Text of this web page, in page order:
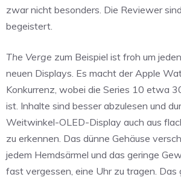
zwar nicht besonders. Die Reviewer
begeistert.
The Verge zum Beispiel ist froh um
neuen Displays. Es macht der Apple
Konkurrenz, wobei die Series 10 etwa
ist. Inhalte sind besser abzulesen und
Weitwinkel-OLED-Display auch aus
zu erkennen. Das dünne Gehäuse
jedem Hemdsärmel und das geringe
fast vergessen, eine Uhr zu tragen.